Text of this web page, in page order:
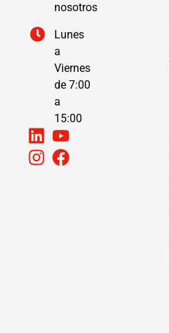
nosotros
Lunes
a
Viernes
de 7:00
a
15:00